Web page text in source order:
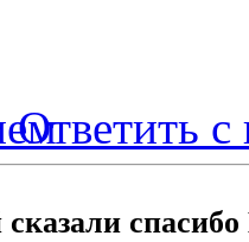
Ответить с
сказали